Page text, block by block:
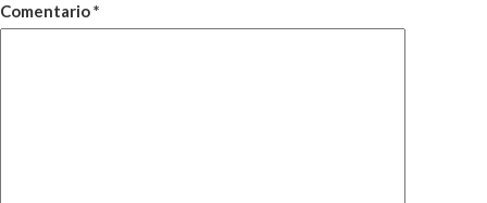
Comentario*